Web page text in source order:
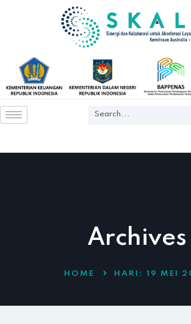
Archives
HOME HARI: 19 MEI